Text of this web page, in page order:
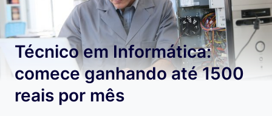
Técnico em Informática:
comece ganhando até 1500
reais por mês